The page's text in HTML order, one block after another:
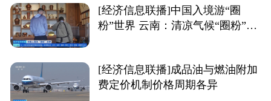
[经济信息联播]中国入境游“圈
粉”世界 云南：清凉气候“圈粉”外
[经济信息联播]成品油与燃油附加
费定价机制价格周期各异